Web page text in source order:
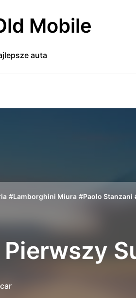
Mobile
auta
#Lamborghini Miura #Paolo Stanzani